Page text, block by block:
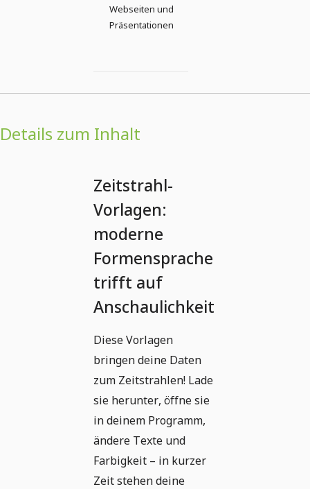
Webseiten und
Präsentationen
Details zum Inhalt
Zeitstrahl-
Vorlagen:
moderne
Formensprache
trifft auf
Anschaulichkeit
Diese Vorlagen
bringen deine Daten
zum Zeitstrahlen! Lade
sie herunter, öffne sie
in deinem Programm,
ändere Texte und
Farbigkeit – in kurzer
Zeit stehen deine